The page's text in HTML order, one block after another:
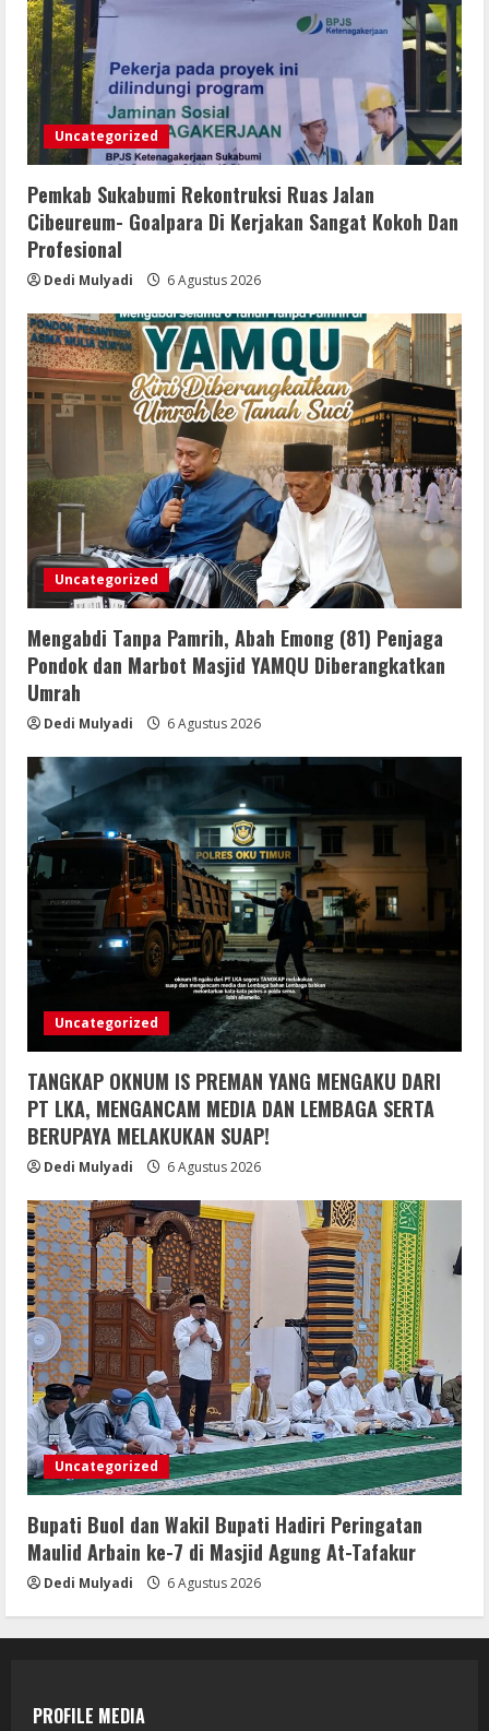
3 6 Agustus 2026
4
Bupati Buol dan Wakil Bupati Hadiri
Peringatan Maulid Arbain ke-7 di
Masjid Agung At-Tafakur
6 Agustus 2026
Pemkab Sergai Bersama Anggota DPR
Uncategorized
Pemkab Sukabumi Rekontruksi Ruas Jalan
Cibeureum- Goalpara Di Kerjakan Sangat Kokoh Dan
Profesional
Dedi Mulyadi 6 Agustus 2026
Uncategorized
Mengabdi Tanpa Pamrih, Abah Emong (81) Penjaga
Pondok dan Marbot Masjid YAMQU Diberangkatkan
Umrah
Dedi Mulyadi 6 Agustus 2026
Uncategorized
TANGKAP OKNUM IS PREMAN YANG MENGAKU DARI
PT LKA, MENGANCAM MEDIA DAN LEMBAGA SERTA
BERUPAYA MELAKUKAN SUAP!
Dedi Mulyadi 6 Agustus 2026
Uncategorized
Bupati Buol dan Wakil Bupati Hadiri Peringatan
Maulid Arbain ke-7 di Masjid Agung At-Tafakur
Dedi Mulyadi 6 Agustus 2026
PROFILE MEDIA